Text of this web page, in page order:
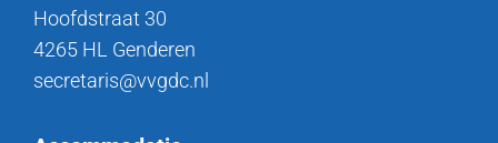
Hoofdstraat 30
4265 HL Genderen
secretaris@vvgdc.nl